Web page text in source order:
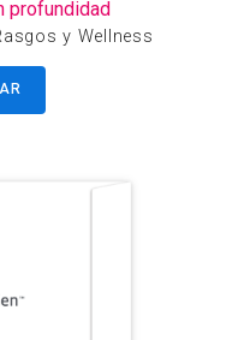
profundidad
y Wellness